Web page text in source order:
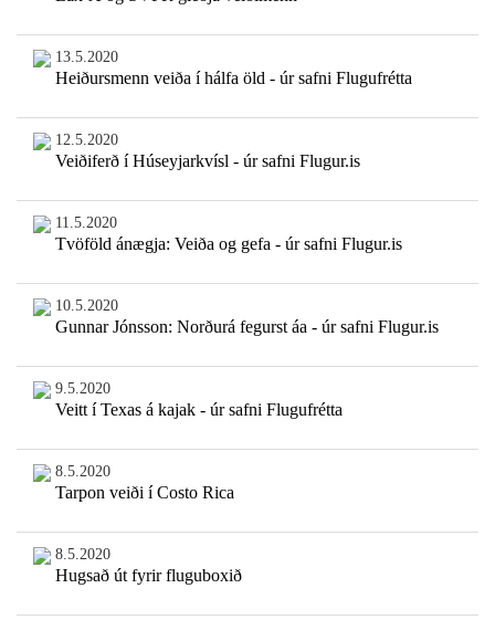
13.5.2020
Heiðursmenn veiða í hálfa öld - úr safni Flugufrétta
12.5.2020
Veiðiferð í Húseyjarkvísl - úr safni Flugur.is
11.5.2020
Tvöföld ánægja: Veiða og gefa - úr safni Flugur.is
10.5.2020
Gunnar Jónsson: Norðurá fegurst áa - úr safni Flugur.is
9.5.2020
Veitt í Texas á kajak - úr safni Flugufrétta
8.5.2020
Tarpon veiði í Costo Rica
8.5.2020
Hugsað út fyrir fluguboxið